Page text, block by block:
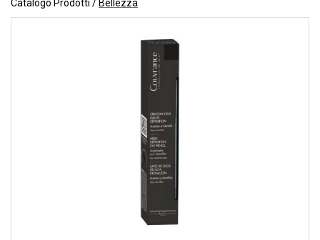
Catalogo Prodotti / Bellezza